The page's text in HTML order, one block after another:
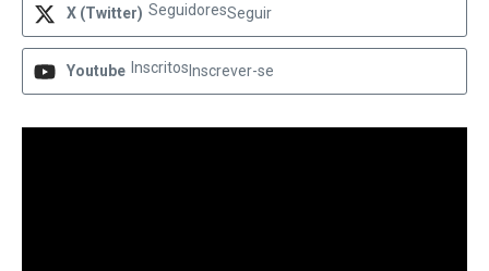
X (Twitter) SeguidoresSeguir
Youtube Inscritos Inscrever-se